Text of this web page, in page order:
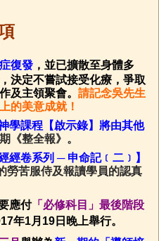
復發 ，並已擴散至身體多
決定不嘗試接受化療，爭取
及主領聚會。 請記念吳先生
的美意成就！
學課程【啟示錄】將由其他
《整全報》。
經經卷系列 ─ 申命記﹝二﹞】
勞苦服侍及報讀學員的認真
應付「必修科目」最後階段
年1月19日晚上舉行。